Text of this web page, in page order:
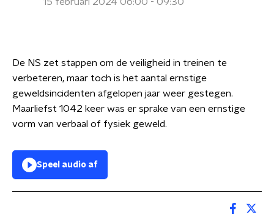
De NS zet stappen om de veiligheid in treinen te
verbeteren, maar toch is het aantal ernstige
geweldsincidenten afgelopen jaar weer gestegen.
Maarliefst 1042 keer was er sprake van een ernstige
vorm van verbaal of fysiek geweld.
Speel audio af